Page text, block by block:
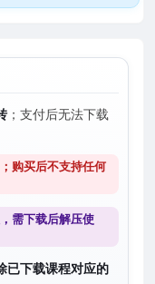
；支付后无法下载
购买后不支持任何
需下载后解压使
已下载课程对应的